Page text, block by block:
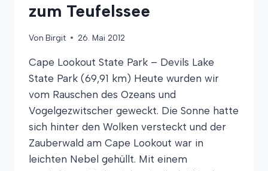
zum Teufelssee
Von Birgit 26. Mai 2012
Cape Lookout State Park – Devils Lake
State Park (69,91 km) Heute wurden wir
vom Rauschen des Ozeans und
Vogelgezwitscher geweckt. Die Sonne hatte
sich hinter den Wolken versteckt und der
Zauberwald am Cape Lookout war in
leichten Nebel gehüllt. Mit einem